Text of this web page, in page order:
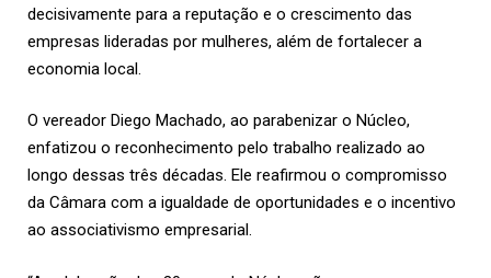
decisivamente para a reputação e o crescimento das
empresas lideradas por mulheres, além de fortalecer a
economia local.
O vereador Diego Machado, ao parabenizar o Núcleo,
enfatizou o reconhecimento pelo trabalho realizado ao
longo dessas três décadas. Ele reafirmou o compromisso
da Câmara com a igualdade de oportunidades e o incentivo
ao associativismo empresarial.